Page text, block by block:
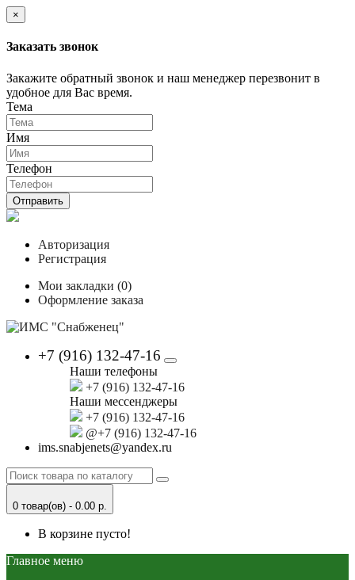
×
Заказать звонок
Закажите обратный звонок и наш менеджер перезвонит в
удобное для Вас время.
Тема
Имя
Телефон
Отправить
Авторизация
Регистрация
Мои закладки (0)
Оформление заказа
+7 (916) 132-47-16
Наши телефоны
+7 (916) 132-47-16
Наши мессенджеры
+7 (916) 132-47-16
@+7 (916) 132-47-16
ims.snabjenets@yandex.ru
0 товар(ов) - 0.00 р.
В корзине пусто!
Главное меню